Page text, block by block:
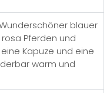
blauer
Pferden und
Kapuze und eine
warm und